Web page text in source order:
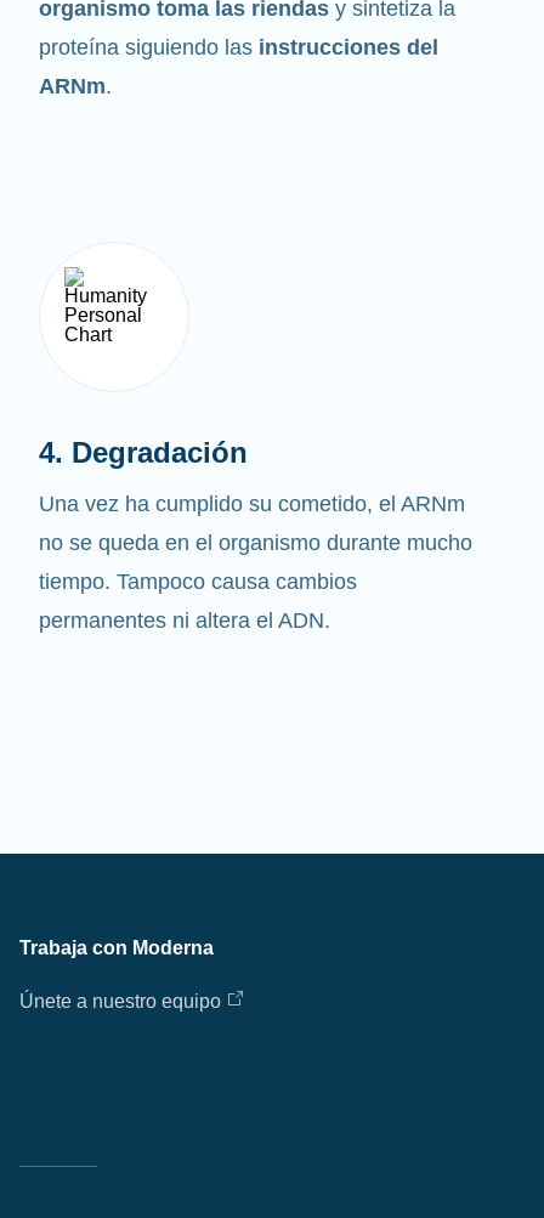
organismo toma las riendas y sintetiza la
proteína siguiendo las instrucciones del
ARNm.
4. Degradación
Una vez ha cumplido su cometido, el ARNm
no se queda en el organismo durante mucho
tiempo. Tampoco causa cambios
permanentes ni altera el ADN.
Trabaja con Moderna
Únete a nuestro equipo